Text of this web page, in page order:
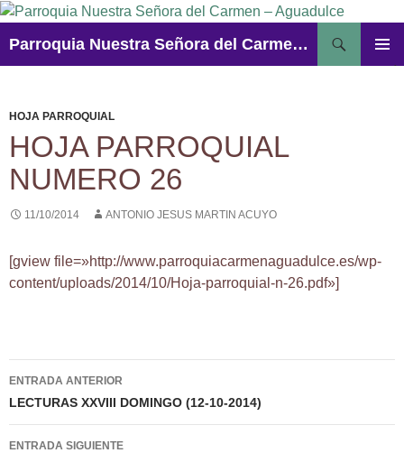
Saltar
contenido
Parroquia Nuestra Señora del Carmen – Aguadulce
HOJA PARROQUIAL
HOJA PARROQUIAL
NUMERO 26
11/10/2014 ANTONIO JESUS MARTIN ACUYO
[gview file=»http://www.parroquiacarmenaguadulce.es/wp-
content/uploads/2014/10/Hoja-parroquial-n-26.pdf»]
Navegación
de
entradas
ENTRADA ANTERIOR
LECTURAS XXVIII DOMINGO (12-10-2014)
ENTRADA SIGUIENTE